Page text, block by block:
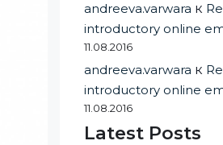
andreeva.varwara к
introductory online
11.08.2016
andreeva.varwara к
introductory online
11.08.2016
Latest Posts